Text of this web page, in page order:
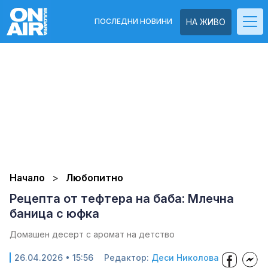
НА ЖИВО
ПОСЛЕДНИ НОВИНИ
Начало Любопитно
Рецепта от тефтера на баба: Млечна
баница с юфка
Домашен десерт с аромат на детство
26.04.2026 • 15:56 Редактор: Деси Николова